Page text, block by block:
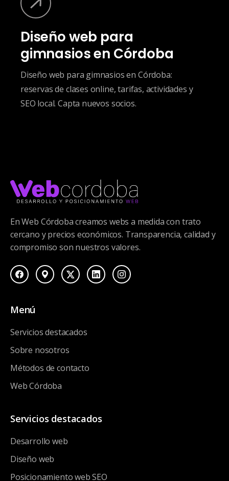
Diseño web para
gimnasios en Córdoba
Diseño web para gimnasios en Córdoba:
reservas de clases online, tarifas, actividades y
SEO local. Capta nuevos socios.
En Web Córdoba creamos webs a medida con trato
cercano y precios económicos. Transparencia, calidad y
compromiso son nuestros valores.
Menú
Servicios destacados
Sobre nosotros
Métodos de contacto
Web Córdoba
Servicios destacados
Desarrollo web
Diseño web
Posicionamiento web SEO